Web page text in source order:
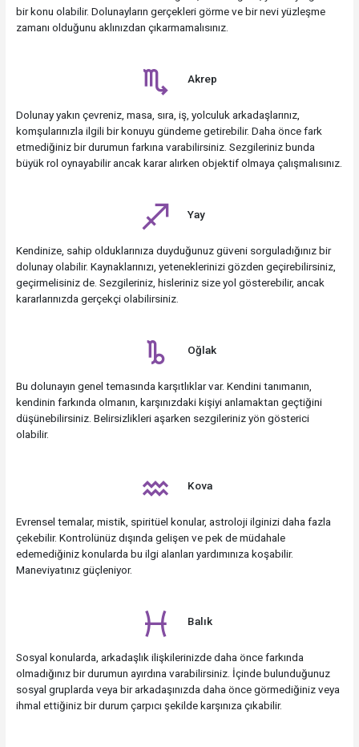
bir konu olabilir. Dolunayların gerçekleri görme ve bir nevi yüzleşme
zamanı olduğunu aklınızdan çıkarmamalısınız.
Akrep
Dolunay yakın çevreniz, masa, sıra, iş, yolculuk arkadaşlarınız,
komşularınızla ilgili bir konuyu gündeme getirebilir. Daha önce fark
etmediğiniz bir durumun farkına varabilirsiniz. Sezgileriniz bunda
büyük rol oynayabilir ancak karar alırken objektif olmaya çalışmalısınız.
Yay
Kendinize, sahip olduklarınıza duyduğunuz güveni sorguladığınız bir
dolunay olabilir. Kaynaklarınızı, yeteneklerinizi gözden geçirebilirsiniz,
geçirmelisiniz de. Sezgileriniz, hisleriniz size yol gösterebilir, ancak
kararlarınızda gerçekçi olabilirsiniz.
Oğlak
Bu dolunayın genel temasında karşıtlıklar var. Kendini tanımanın,
kendinin farkında olmanın, karşınızdaki kişiyi anlamaktan geçtiğini
düşünebilirsiniz. Belirsizlikleri aşarken sezgileriniz yön gösterici
olabilir.
Kova
Evrensel temalar, mistik, spiritüel konular, astroloji ilginizi daha fazla
çekebilir. Kontrolünüz dışında gelişen ve pek de müdahale
edemediğiniz konularda bu ilgi alanları yardımınıza koşabilir.
Maneviyatınız güçleniyor.
Balık
Sosyal konularda, arkadaşlık ilişkilerinizde daha önce farkında
olmadığınız bir durumun ayırdına varabilirsiniz. İçinde bulunduğunuz
sosyal gruplarda veya bir arkadaşınızda daha önce görmediğiniz veya
ihmal ettiğiniz bir durum çarpıcı şekilde karşınıza çıkabilir.